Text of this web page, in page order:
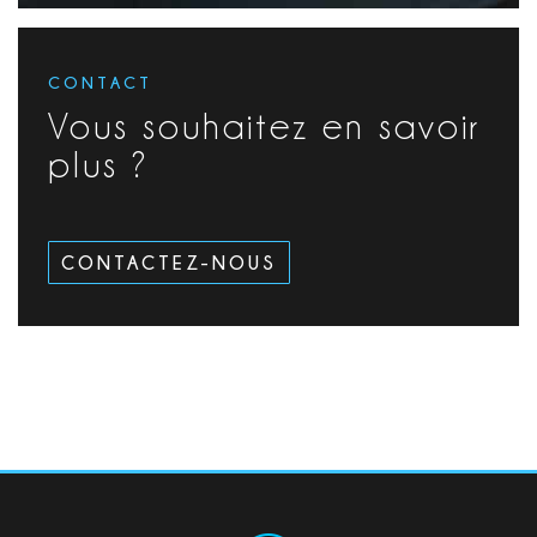
CONTACT
Vous souhaitez en savoir
plus ?
CONTACTEZ-NOUS